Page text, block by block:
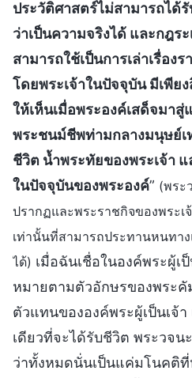
ประวัติศาสตร์ไม่สามารถได้
ว่าเป็นความจริงได้ และกฎร
สามารถใช้เป็นการเล่าเรื่อง
โดยพระเจ้าในปัจจุบัน มีเพีย
ให้เห็นเมื่อพระองค์เสด็จมา
พระชนม์ชีพท่ามกลางมนุษย์เ
ชีวิต น้ำพระทัยของพระเจ้า
ในปัจจุบันของพระองค์” (พระ
ปรากฏและพระราชกิจของพระ
เท่านั้นที่สามารถประทานหนทา
ได้) เมื่อฉันเชื่อในองค์พระผู้เ
หมายตามตัวอักษรของพระคั
ตัวแทนขององค์พระผู้เป็นเจ้
เดียวที่จะได้รับชีวิต พระวจน
ว่าทั้งหมดนั่นเป็นแค่มโนคติ